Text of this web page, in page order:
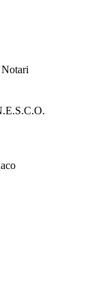
Notari